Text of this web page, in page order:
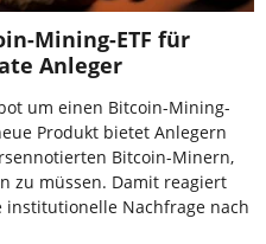
Mining-ETF für
Anleger
um einen Bitcoin-Mining-
Produkt bietet Anlegern
Bitcoin-Minern,
zu müssen. Damit reagiert
Nachfrage nach